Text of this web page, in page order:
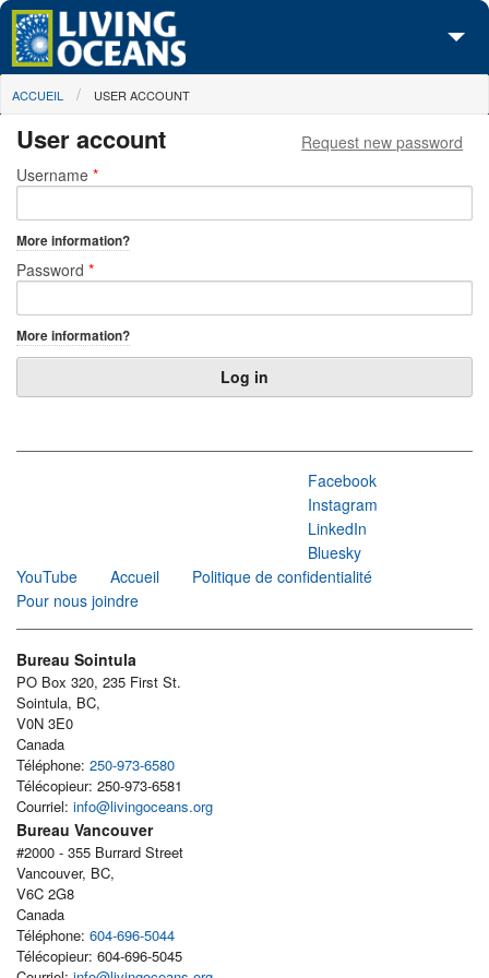
Skip to main content
À propos de nous
Nos campagnes
Les Cartes
You are here
ACCUEIL USER ACCOUNT
User account
Primary tabs
Request new password
Username *
More information?
Password *
More information?
Facebook
Instagram
LinkedIn
Bluesky
YouTube
Accueil
Politique de confidentialité
Pour nous joindre
Bureau Sointula
PO Box 320, 235 First St.
Sointula, BC,
V0N 3E0
Canada
Téléphone: 250-973-6580
Télécopieur: 250-973-6581
Courriel: info@livingoceans.org
Bureau Vancouver
#2000 - 355 Burrard Street
Vancouver, BC,
V6C 2G8
Canada
Téléphone: 604-696-5044
Télécopieur: 604-696-5045